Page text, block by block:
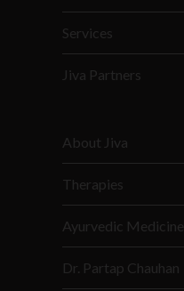
Services
Jiva Partners
About Jiva
Therapies
Ayurvedic Medicine
Dr. Partap Chauhan